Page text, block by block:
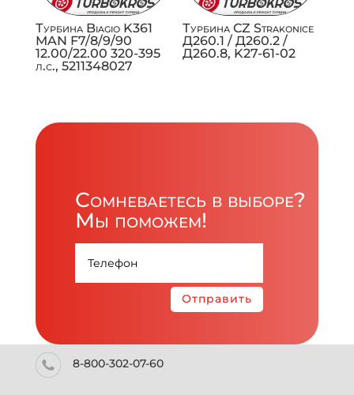
Турбина Biagio K361
MAN F7/8/9/90
12.00/22.00 320-395
л.с., 5211348027
Турбина CZ Strakonice
Д260.1 / Д260.2 /
Д260.8, K27-61-02
Сомневаетесь в выборе?
Мы поможем!
Отправить
8-800-302-07-60